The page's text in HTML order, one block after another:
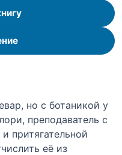
но с ботаникой у
преподаватель с
притягательной
её из